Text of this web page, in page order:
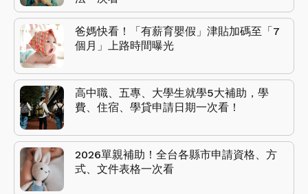
爸媽快看！「有薪育嬰假」津貼加碼至「7
個月」上路時間曝光
高中職、五專、大學生就學5大補助，學
費、住宿、學貸申請日期一次看！
2026單親補助！全台各縣市申請資格、方
式、文件表格一次看